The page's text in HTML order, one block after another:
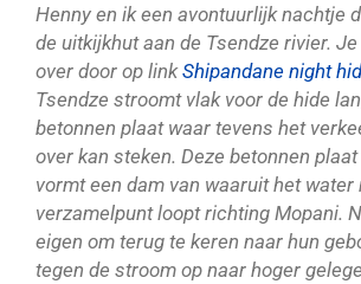
Henny en ik een avontuurlijk nachtje
de uitkijkhut aan de Tsendze rivier.
over door op linkShipandane night
Tsendze stroomt vlak voor de hide
betonnen plaat waar tevens het
over kan steken. Deze betonnen
vormt een dam van waaruit het water
verzamelpunt loopt richting Mopani.
eigen om terug te keren naar hun
tegen de stroom op naar hoger